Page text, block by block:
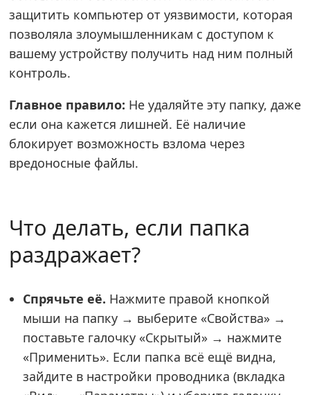
защитить компьютер от уязвимости, которая
позволяла злоумышленникам с доступом к
вашему устройству получить над ним полный
контроль.
Главное правило: Не удаляйте эту папку, даже
если она кажется лишней. Её наличие
блокирует возможность взлома через
вредоносные файлы.
Что делать, если папка
раздражает?
Спрячьте её. Нажмите правой кнопкой
мыши на папку → выберите «Свойства» →
поставьте галочку «Скрытый» → нажмите
«Применить». Если папка всё ещё видна,
зайдите в настройки проводника (вкладка